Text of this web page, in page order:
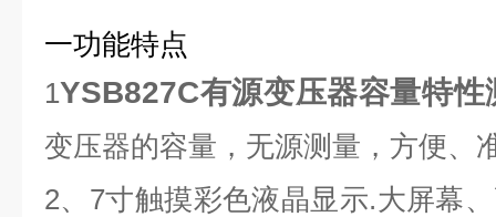
一功能特点
1YSB827C有源变压器容量特性
变压器的容量，无源测量，方便、
2、7寸触摸彩色液晶显示.大屏幕